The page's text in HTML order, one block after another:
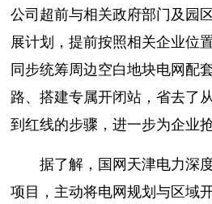
公司超前与相关政府部门及园
展计划，提前按照相关企业位
同步统筹周边空白地块电网配
路、搭建专属开闭站，省去了
到红线的步骤，进一步为企业
据了解，国网天津电力深
项目，主动将电网规划与区域